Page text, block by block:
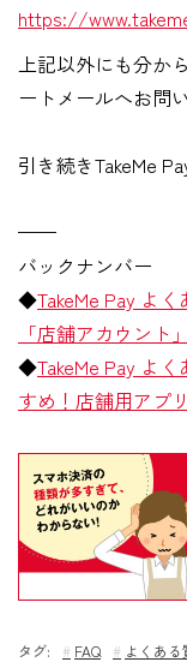
https://
上記以外にも分か
ートメールへお問
引き続きTakeMe
——
バックナンバー
◆TakeMe Pay よ
「店舗アカウント
◆TakeMe Pay よ
すめ！店舗用アプ
タグ: FAQ よくある